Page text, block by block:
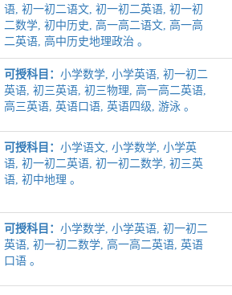
语, 初一初二语文, 初一初二英语, 初一初
二数学, 初中历史, 高一高二语文, 高一高
二英语, 高中历史地理政治 。
可授科目：小学数学, 小学英语, 初一初二
英语, 初三英语, 初三物理, 高一高二英语,
高三英语, 英语口语, 英语四级, 游泳 。
可授科目：小学语文, 小学数学, 小学英
语, 初一初二英语, 初一初二数学, 初三英
语, 初中地理 。
可授科目：小学数学, 小学英语, 初一初二
英语, 初一初二数学, 高一高二英语, 英语
口语 。